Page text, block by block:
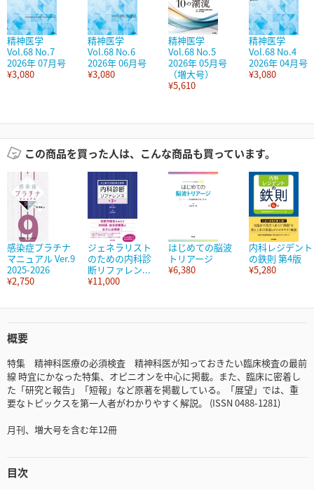
精神医学
Vol.68 No.7
2026年 07月号
¥3,080
精神医学
Vol.68 No.6
2026年 06月号
¥3,080
精神医学
Vol.68 No.5
2026年 05月号
（増大号）
¥5,610
精神医学
Vol.68 No.4
2026年 04月号
¥3,080
この商品を買った人は、こんな商品も買っています。
感染症プラチナ
マニュアル Ver.9
2025-2026
¥2,750
ジェネラリスト
のための内科診
断リファレン...
¥11,000
はじめての脳波
トリアージ
¥6,380
内科レジデント
の鉄則 第4版
¥5,280
概要
特集 精神科医療の必須検査 精神科医が知っておきたい臨床検査の最前
線 時宜にかなった特集、オピニオンを中心に掲載。また、臨床に密着し
た「研究と報告」「短報」など原著を掲載している。「展望」では、重
要なトピックスを第一人者がわかりやすく解説。 (ISSN 0488-1281)
月刊、増大号を含む年12冊
目次